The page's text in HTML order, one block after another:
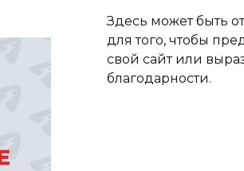
Здесь может быть
для того, чтобы
свой сайт или
благодарности.